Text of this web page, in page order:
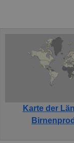
Karte der